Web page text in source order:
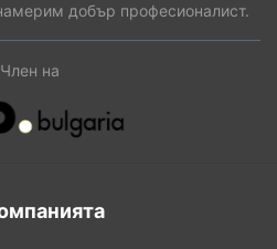
добър професионалист.
Член на